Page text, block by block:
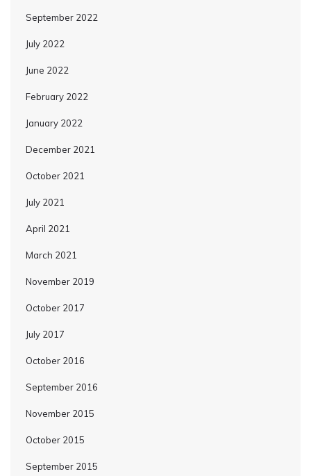
September 2022
July 2022
June 2022
February 2022
January 2022
December 2021
October 2021
July 2021
April 2021
March 2021
November 2019
October 2017
July 2017
October 2016
September 2016
November 2015
October 2015
September 2015